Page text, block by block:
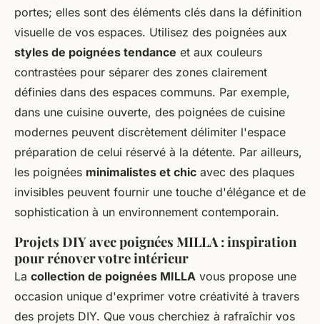
portes; elles sont des éléments clés dans la définition
visuelle de vos espaces. Utilisez des poignées aux
styles de poignées tendance et aux couleurs
contrastées pour séparer des zones clairement
définies dans des espaces communs. Par exemple,
dans une cuisine ouverte, des poignées de cuisine
modernes peuvent discrètement délimiter l'espace
préparation de celui réservé à la détente. Par ailleurs,
les poignées minimalistes et chic avec des plaques
invisibles peuvent fournir une touche d'élégance et de
sophistication à un environnement contemporain.
Projets DIY avec poignées MILLA : inspiration
pour rénover votre intérieur
La collection de poignées MILLA vous propose une
occasion unique d'exprimer votre créativité à travers
des projets DIY. Que vous cherchiez à rafraîchir vos